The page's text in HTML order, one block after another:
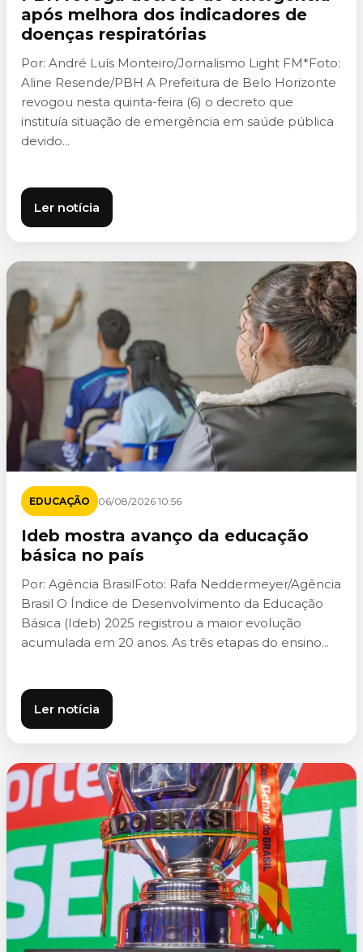
após melhora dos indicadores de
doenças respiratórias
Por: André Luís Monteiro/Jornalismo Light FM*Foto:
Aline Resende/PBH A Prefeitura de Belo Horizonte
revogou nesta quinta-feira (6) o decreto que
instituía situação de emergência em saúde pública
devido...
Ler notícia
EDUCAÇÃO 06/08/2026 10:56
Ideb mostra avanço da educação
básica no país
Por: Agência BrasilFoto: Rafa Neddermeyer/Agência
Brasil O Índice de Desenvolvimento da Educação
Básica (Ideb) 2025 registrou a maior evolução
acumulada em 20 anos. As três etapas do ensino...
Ler notícia